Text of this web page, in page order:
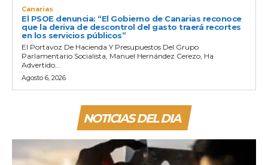
Canarias
El PSOE denuncia: “El Gobierno de Canarias reconoce
que la deriva de descontrol del gasto traerá recortes
en los servicios públicos”
El Portavoz De Hacienda Y Presupuestos Del Grupo
Parlamentario Socialista, Manuel Hernández Cerezo, Ha
Advertido...
Agosto 6, 2026
NOTICIAS DEL DIA